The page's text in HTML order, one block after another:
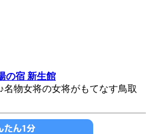
の宿 新生館
名物女将の女将がもてなす鳥取